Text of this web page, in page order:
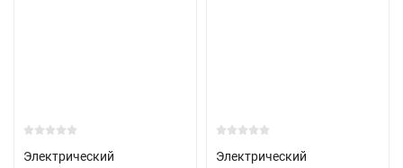
Электрический
Электрический